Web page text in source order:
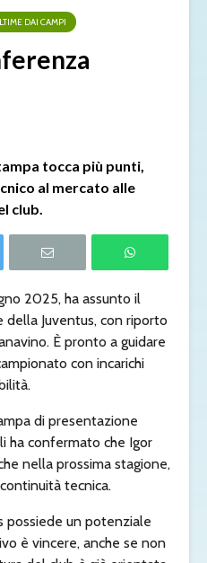
DAI CAMPI
tocca più punti,
al mercato alle
club.
2025, ha assunto il
Juventus, con riporto
È pronto a guidare
con incarichi
di presentazione
ha confermato che Igor
nella prossima stagione,
tecnica.
possiede un potenziale
è vincere, anche se non